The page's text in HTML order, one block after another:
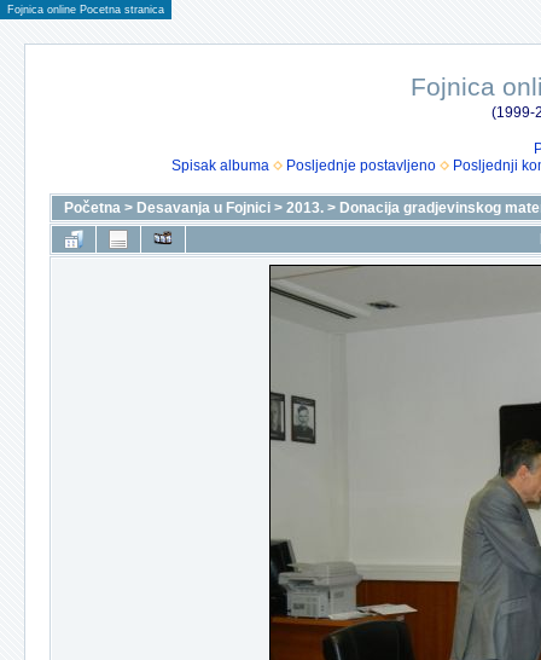
Fojnica online Pocetna stranica
Fojnica
(1999-
Spisak albuma
Posljednje postavljeno Posljednji
Početna > Desavanja u Fojnici > 2013. > Donacija gradjevinskog